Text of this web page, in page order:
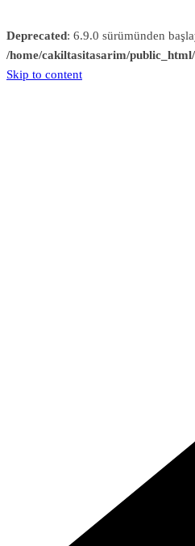
Deprecated: 6.9.0 sürümünden
/home/cakiltasitasarim/
Skip to content